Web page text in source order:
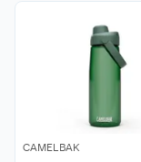
CAMELBAK
Våre merkevarer
Angre- og returrett
Ofte stilte spørsmål